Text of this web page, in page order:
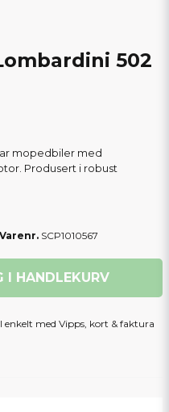
502
mopedbiler med
Produsert i robust
SCP1010567
I HANDLEKURV
enkelt med Vipps, kort & faktura